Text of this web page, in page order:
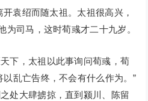
绍而随太祖。太祖很高兴，
为司马，这时荀彧才二十九岁。
，太祖以此事询问荀彧，荀
乱亡告终，不会有什么作为。”
处大肆掳掠，直到颍川、陈留